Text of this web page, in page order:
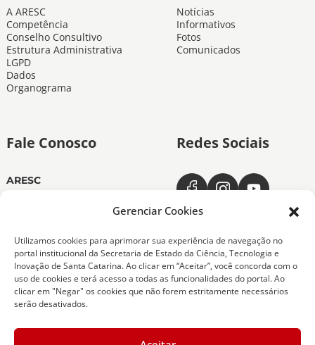
Gerenciar Cookies
Utilizamos cookies para aprimorar sua experiência de navegação no
portal institucional da Secretaria de Estado da Ciência, Tecnologia e
Inovação de Santa Catarina. Ao clicar em “Aceitar”, você concorda com o
uso de cookies e terá acesso a todas as funcionalidades do portal. Ao
clicar em "Negar" os cookies que não forem estritamente necessários
serão desativados.
A ARESC
Competência
Conselho Consultivo
Estrutura Administrativa
LGPD
Dados
Organograma
Notícias
Informativos
Fotos
Comunicados
Fale Conosco
ARESC
ARESC Ouvidoria
Dias úteis das 7h às 19h
0800-6432611
(48) 9 9151-0276
Redes Sociais
Copyright 2026 Todos os Direitos Reservados